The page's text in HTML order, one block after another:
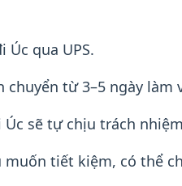
Úc qua UPS.
chuyển từ 3–5 ngày làm
Úc sẽ tự chịu trách
muốn tiết kiệm, có thể